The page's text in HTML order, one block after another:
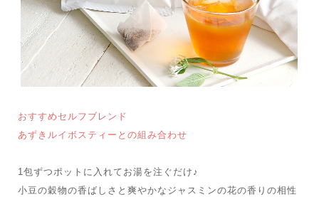
おすすめセルフブレンド
あずきルイボスティーとの組み合わせ
1包ずつポットに入れてお湯を注ぐだけ♪
小豆の穀物の香ばしさと爽やかなジャスミンの花の香りの相性